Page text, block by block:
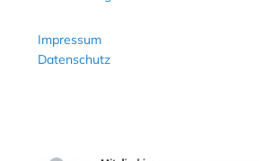
Impressum
Datenschutz